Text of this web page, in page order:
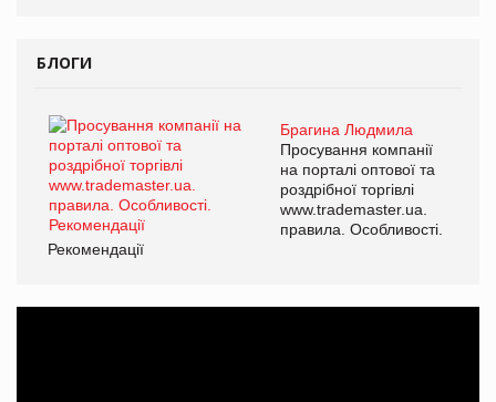
БЛОГИ
Брагина Людмила
Просування компанії
на порталі оптової та
роздрібної торгівлі
www.trademaster.ua.
правила. Особливості.
Рекомендації